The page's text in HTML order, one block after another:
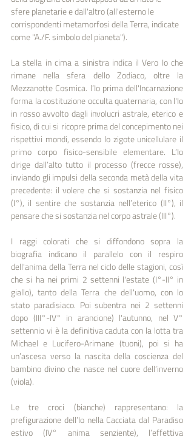
sfere planetarie e dall'altro (all'esterno le
corrispondenti metamorfosi della Terra, indicate
come "A./F. simbolo del pianeta").
La stella in cima a sinistra indica il Vero Io che
rimane nella sfera dello Zodiaco, oltre la
Mezzanotte Cosmica. l’Io prima dell'Incarnazione
forma la costituzione occulta quaternaria, con l'Io
in rosso avvolto dagli involucri astrale, eterico e
fisico, di cui si ricopre prima del concepimento nei
rispettivi mondi, essendo lo zigote unicellulare il
primo corpo fisico-sensibile elementare. L’Io
dirige dall’alto tutto il processo (frecce rosse),
inviando gli impulsi della seconda metà della vita
precedente: il volere che si sostanzia nel fisico
(I°), il sentire che sostanzia nell’eterico (II°), il
pensare che si sostanzia nel corpo astrale (III°).
I raggi colorati che si diffondono sopra la
biografia indicano il parallelo con il respiro
dell'anima della Terra nel ciclo delle stagioni, così
che si ha nei primi 2 settenni l'estate (I°-II° in
giallo), tanto della Terra che dell'uomo, con lo
stato paradisiaco. Poi subentra nei 2 settenni
dopo (III°-IV° in arancione) l'autunno, nel V°
settennio vi è la definitiva caduta con la lotta tra
Michael e Lucifero-Arimane (tuoni), poi si ha
un’ascesa verso la nascita della coscienza del
bambino divino che nasce nel cuore dell’inverno
(viola).
Le tre croci (bianche) rappresentano: la
prefigurazione dell’Io nella Cacciata dal Paradiso
estivo (IV° anima senziente), l’effettiva